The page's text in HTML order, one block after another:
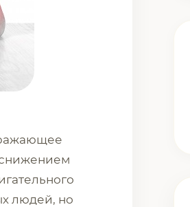
людей, но